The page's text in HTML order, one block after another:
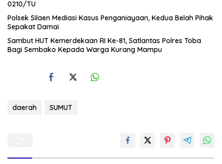
0210/TU
Polsek Silaen Mediasi Kasus Penganiayaan, Kedua Belah Pihak
Sepakat Damai
Sambut HUT Kemerdekaan RI Ke-81, Satlantas Polres Toba
Bagi Sembako Kepada Warga Kurang Mampu
daerah SUMUT